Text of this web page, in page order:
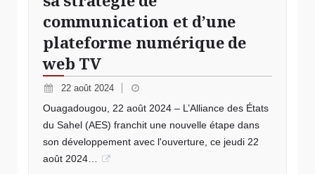
communication et d’une
plateforme numérique de
web TV
22 août 2024
Ouagadougou, 22 août 2024 – L’Alliance des États
du Sahel (AES) franchit une nouvelle étape dans
son développement avec l'ouverture, ce jeudi 22
août 2024…